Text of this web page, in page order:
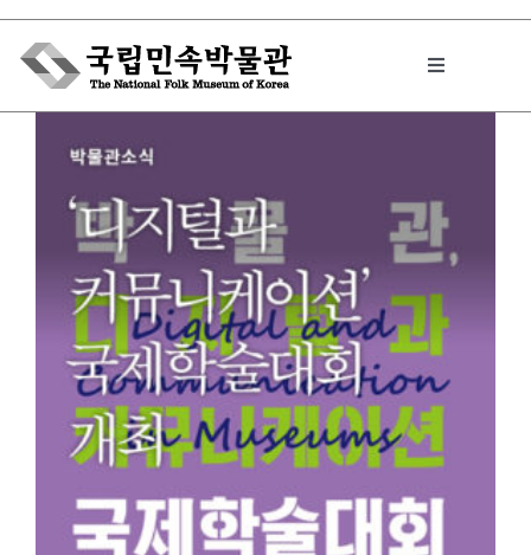
Skip
content
Toggle
박물관에서는
민속이야기
민속 인사이드
원문보기 PDF
박물관 홈페이지